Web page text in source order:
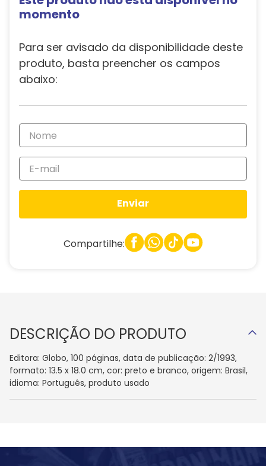
momento
Para ser avisado da disponibilidade deste
produto, basta preencher os campos
abaixo:
Enviar
Compartilhe:
DESCRIÇÃO DO PRODUTO
Editora: Globo, 100 páginas, data de publicação: 2/1993,
formato: 13.5 x 18.0 cm, cor: preto e branco, origem: Brasil,
idioma: Português, produto usado